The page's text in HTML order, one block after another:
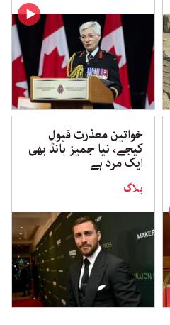
خواتین معذرت قبول
کیجے، نیا جمیز بانڈ بھی
ایک مرد ہے
بلاگ